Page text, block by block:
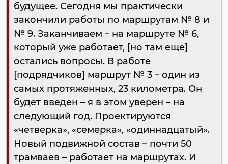
будущее. Сегодня мы практически
закончили работы по маршрутам № 8 и
№ 9. Заканчиваем – на маршруте № 6,
который уже работает, [но там еще]
остались вопросы. В работе
[подрядчиков] маршрут № 3 – один из
самых протяженных, 23 километра. Он
будет введен – я в этом уверен – на
следующий год. Проектируются
«четверка», «семерка», «одиннадцатый».
Новый подвижной состав – почти 50
трамваев – работает на маршрутах. И